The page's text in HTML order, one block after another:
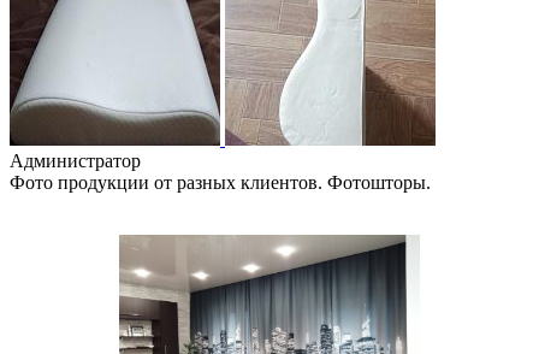
Администратор
Фото продукции от разных клиентов. Фотошторы.